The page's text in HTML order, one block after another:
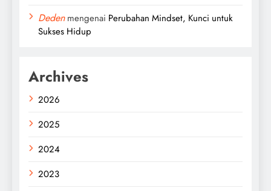
Dedenmengenai Perubahan Mindset, Kunci untuk
Sukses Hidup
Archives
2026
2025
2024
2023